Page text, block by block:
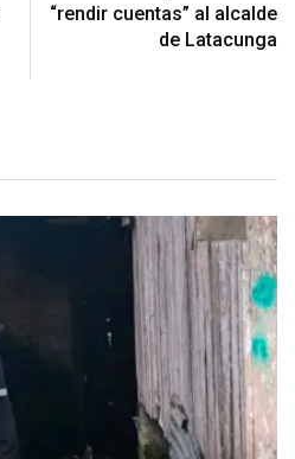
“rendir cuentas” al alcalde
de Latacunga